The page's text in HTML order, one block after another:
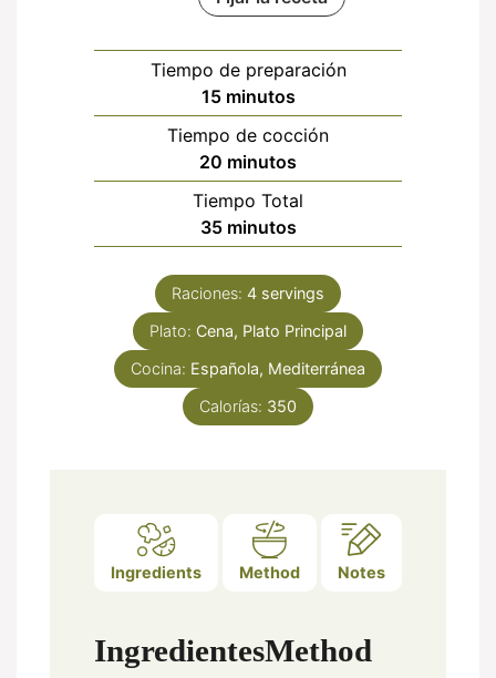
Tiempo de preparación
15minutos
minutos
Tiempo de cocción
20 minutos
minutos
Tiempo Total
35minutos
minutos
Raciones: 4 servings
Plato: Cena, Plato Principal
Cocina: Española, Mediterránea
Calorías: 350
Ingredients Method Notes
IngredientesMethod